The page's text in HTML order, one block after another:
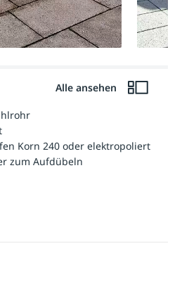
Alle ansehen
Korn 240 oder elektropoliert
zum Aufdübeln